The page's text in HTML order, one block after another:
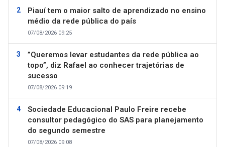
Piauí tem o maior salto de aprendizado no ensino
médio da rede pública do país
07/08/2026 09:25
”Queremos levar estudantes da rede pública ao
topo”, diz Rafael ao conhecer trajetórias de
sucesso
07/08/2026 09:19
Sociedade Educacional Paulo Freire recebe
consultor pedagógico do SAS para planejamento
do segundo semestre
07/08/2026 09:08